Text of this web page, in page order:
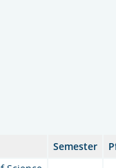
Semester